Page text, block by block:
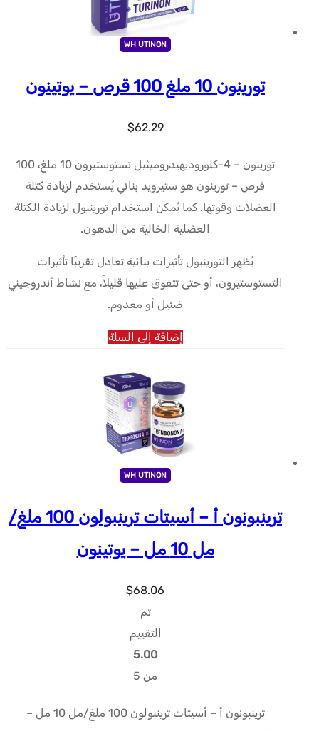
WH UTINON
تورينون 10 ملغ 100 قرص – يوتينون
$62.29
تورينون – 4-كلوروديهيدروميثيل تستوستيرون 10 ملغ، 100
قرص – تورينون هو ستيرويد بنائي يُستخدم لزيادة كتلة
العضلات وقوتها. كما يُمكن استخدام تورينبول لزيادة الكتلة
العضلية الخالية من الدهون.
يُظهر التورينبول تأثيرات بنائية تعادل تقريبًا تأثيرات
التستوستيرون، أو حتى تتفوق عليها قليلاً، مع نشاط أندروجيني
ضئيل أو معدوم.
إضافة إلى السلة
WH UTINON
ترينبونون أ – أسيتات ترينبولون 100 ملغ/
مل 10 مل – يوتينون
$68.06
تم
التقييم
5.00
من 5
ترينبونون أ – أسيتات ترينبولون 100 ملغ/مل 10 مل –